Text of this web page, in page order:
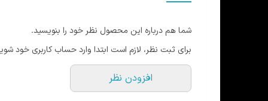
شما هم درباره این محصول نظر خود را بنویسید.
برای ثبت نظر، لازم است ابتدا وارد حساب کاربری خود
افزودن نظر